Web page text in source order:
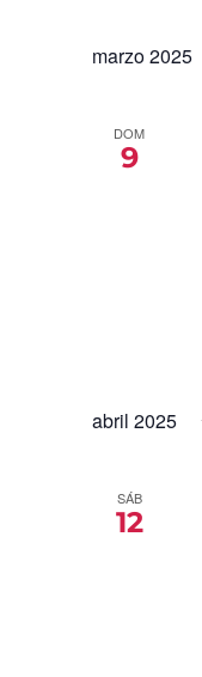
marzo 2025
DOM
9
abril 2025
SÁB
12